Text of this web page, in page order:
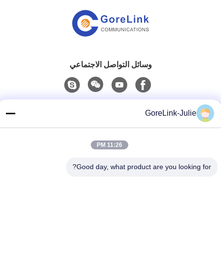
وسائل التواصل الاجتماعي
الهاتف
86-755-89320995
GoreLink-Julie
11:26 PM
Good day, what product are you looking for?